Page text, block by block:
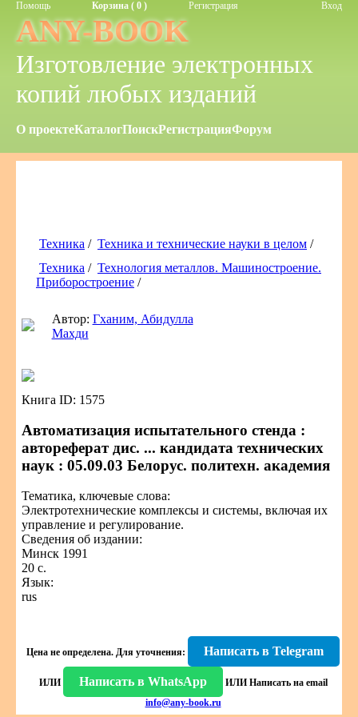
Помощь Корзина ( 0 ) Регистрация Вход
ANY-BOOK
Изготовление электронных
копий любых изданий
О проектеКаталогПоискРегистрацияФорум
Техника / Техника и технические науки в целом /
Техника / Технология металлов. Машиностроение.
Приборостроение /
Автор: Гханим, Абидулла
Махди
Книга ID: 1575
Автоматизация испытательного стенда :
автореферат дис. ... кандидата технических
наук : 05.09.03 Белорус. политехн. академия
Тематика, ключевые слова:
Электротехнические комплексы и системы, включая их
управление и регулирование.
Сведения об издании:
Минск 1991
20 с.
Язык:
rus
Цена не определена. Для уточнения: Написать в Telegram
ИЛИ Написать в WhatsApp ИЛИ Написать на email
info@any-book.ru